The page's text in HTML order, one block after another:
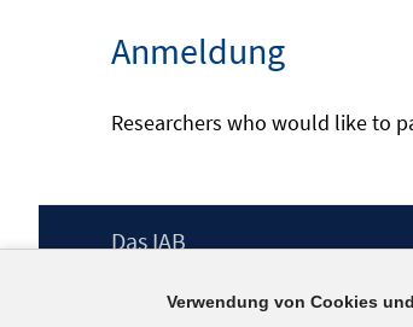
Anmeldung
Researchers who would like to
Footer
Das IAB
Berufsforschung (IAB) – unser Leitbild
Verwendung von Cookies